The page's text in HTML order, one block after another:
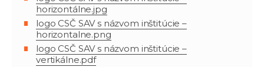
horizontálne.jpg
logo CSČ SAV s názvom inštitúcie –
horizontalne.png
logo CSČ SAV s názvom inštitúcie –
vertikálne.pdf